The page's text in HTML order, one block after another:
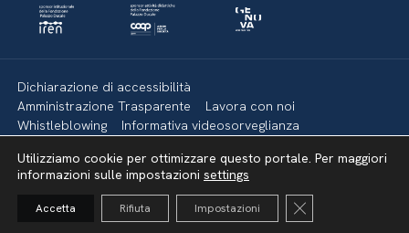
Dichiarazione di accessibilità
Amministrazione Trasparente
Lavora con noi
Whistleblowing
Informativa videosorveglianza
Mappa del sito
Torna su
Utilizziamo cookie per ottimizzare questo portale. Per maggiori
informazioni sulle impostazioni settings
Accetta Rifiuta Impostazioni Close GDPR